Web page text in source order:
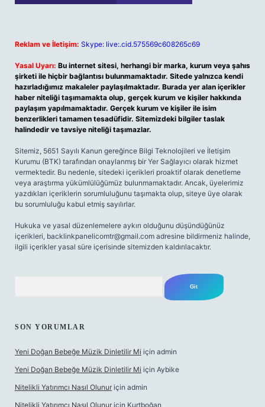
Reklam ve İletişim: Skype: live:.cid.575569c608265c69
Yasal Uyarı: Bu internet sitesi, herhangi bir marka, kurum veya şahıs
şirketi ile hiçbir bağlantısı bulunmamaktadır. Sitede yalnızca kendi
hazırladığımız makaleler paylaşılmaktadır. Burada yer alan içerikler
haber niteliği taşımamakta olup, gerçek kurum ve kişiler hakkında
paylaşım yapılmamaktadır. Gerçek kurum ve kişiler ile isim
benzerlikleri tamamen tesadüfidir. Sitemizdeki bilgiler taslak
halindedir ve tavsiye niteliği taşımazlar.
Sitemiz, 5651 Sayılı Kanun gereğince Bilgi Teknolojileri ve İletişim
Kurumu (BTK) tarafından onaylanmış bir Yer Sağlayıcı olarak hizmet
vermektedir. Bu nedenle, sitedeki içerikleri proaktif olarak denetleme
veya araştırma yükümlülüğümüz bulunmamaktadır. Ancak, üyelerimiz
yazdıkları içeriklerin sorumluluğunu taşımakta olup, siteye üye olarak
bu sorumluluğu kabul etmiş sayılırlar.
Hukuka ve yasal düzenlemelere aykırı olduğunu düşündüğünüz
içerikleri, backlinkpanelicomtr@gmail.com adresine bildirmeniz halinde,
ilgili içerikler yasal süre içerisinde sitemizden kaldırılacaktır.
SON YORUMLAR
Yeni Doğan Bebeğe Müzik Dinletilir Mi için admin
Yeni Doğan Bebeğe Müzik Dinletilir Mi için Aybike
Nitelikli Yatırımcı Nasıl Olunur için admin
Nitelikli Yatırımcı Nasıl Olunur için Kurtboğan